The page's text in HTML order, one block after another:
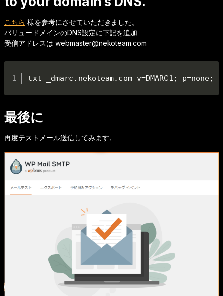
こちら 様を参考にさせていただきました。
バリュードメインのDNS設定に下記を追加
受信アドレスは webmaster@nekoteam.com
txt _dmarc.nekoteam.com v=DMARC1; p=none;
最後に
再度テストメール送信してみます。